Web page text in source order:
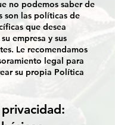
no podemos saber de
son las políticas de
que desea
empresa y sus
Le recomendamos
legal para
su propia Política